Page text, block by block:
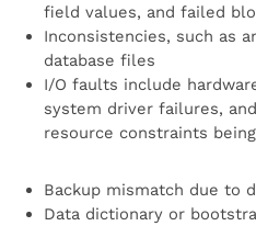
field values, and failed
Inconsistencies, such as
database files
I/O faults include
system driver failures,
resource constraints
Backup mismatch due to
Data dictionary or